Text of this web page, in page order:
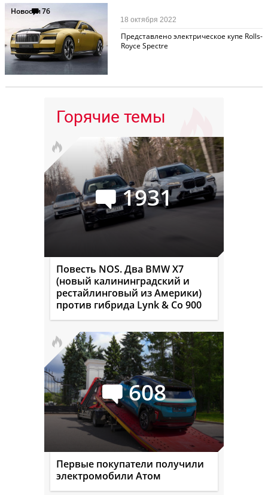
Новости76
Представлено электрическое купе Rolls-
Royce Spectre
18 октября 2022
Горячие темы
1931
Повесть NOS. Два BMW X7
(новый калининградский и
рестайлинговый из Америки)
против гибрида Lynk & Co 900
608
Первые покупатели получили
электромобили Атом